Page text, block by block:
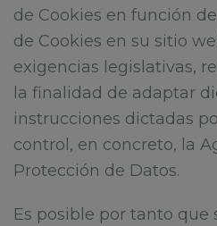
de Cookies en función
de Cookies en su sitio
exigencias legislativas,
la finalidad de adaptar
instrucciones dictadas
control, en concreto, la
Protección de Datos.
Es posible por tanto que